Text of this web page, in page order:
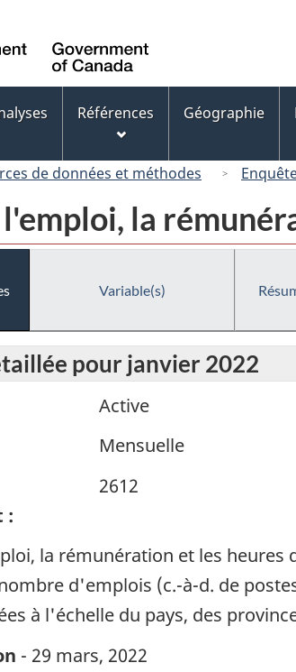
Canada
Références Géographie
de données et méthodes
la
Variable(s)
pour janvier 2022
Active
Mensuelle
:
2612
la rémunération et les heures
d'emplois (c.-à-d. de
à l'échelle du pays, des
- 29 mars, 2022